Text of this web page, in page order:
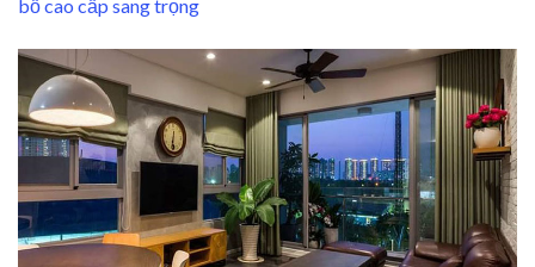
bố cao cấp sang trọng